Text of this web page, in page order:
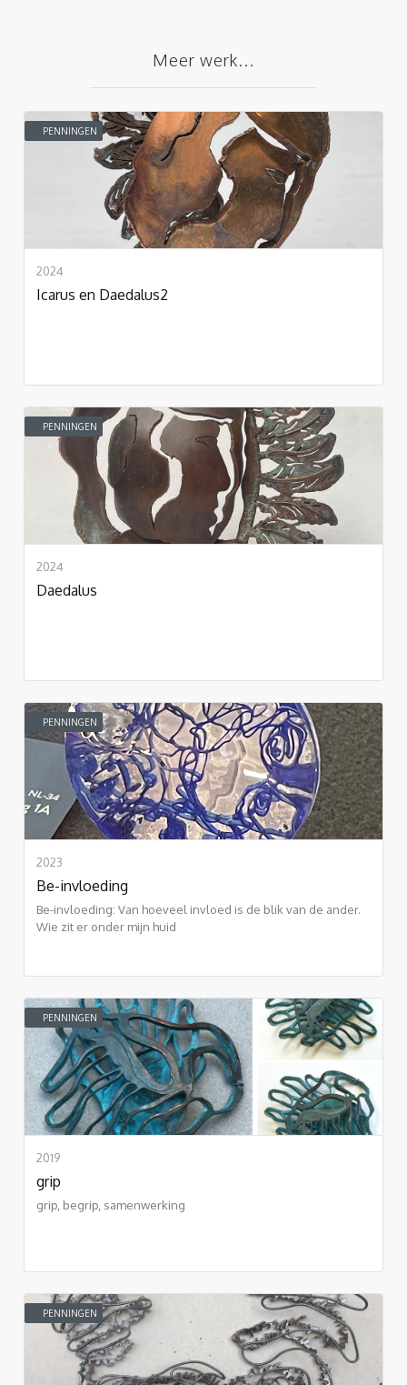
Meer werk...
PENNINGEN
2024
Icarus en Daedalus2
PENNINGEN
2024
Daedalus
PENNINGEN
2023
Be-invloeding
Be-invloeding: Van hoeveel invloed is de blik van de ander.
Wie zit er onder mijn huid
PENNINGEN
2019
grip
grip, begrip, samenwerking
PENNINGEN